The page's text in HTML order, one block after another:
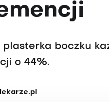
Borelioza
Celiakia
Choroba Alzheimera
Choroby jelit
plasterka boczku
o 44%.